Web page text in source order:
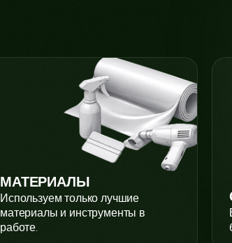
МАТЕРИАЛЫ
Используем только лучшие
материалы и инструменты в
работе.